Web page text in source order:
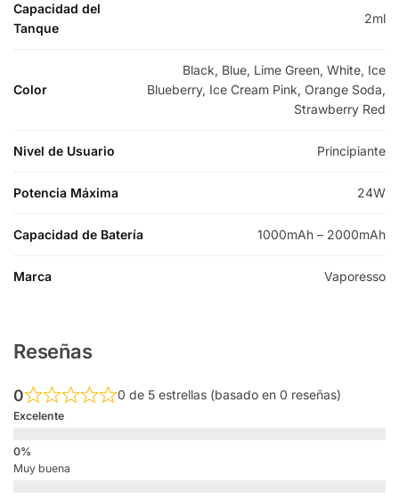
Capacidad del
Tanque
2ml
Color
Black, Blue, Lime Green, White, Ice
Blueberry, Ice Cream Pink, Orange Soda,
Strawberry Red
Nivel de Usuario Principiante
Potencia Máxima 24W
Capacidad de Batería 1000mAh – 2000mAh
Marca Vaporesso
Reseñas
0 0 de 5 estrellas (basado en 0 reseñas)
Excelente
Muy buena